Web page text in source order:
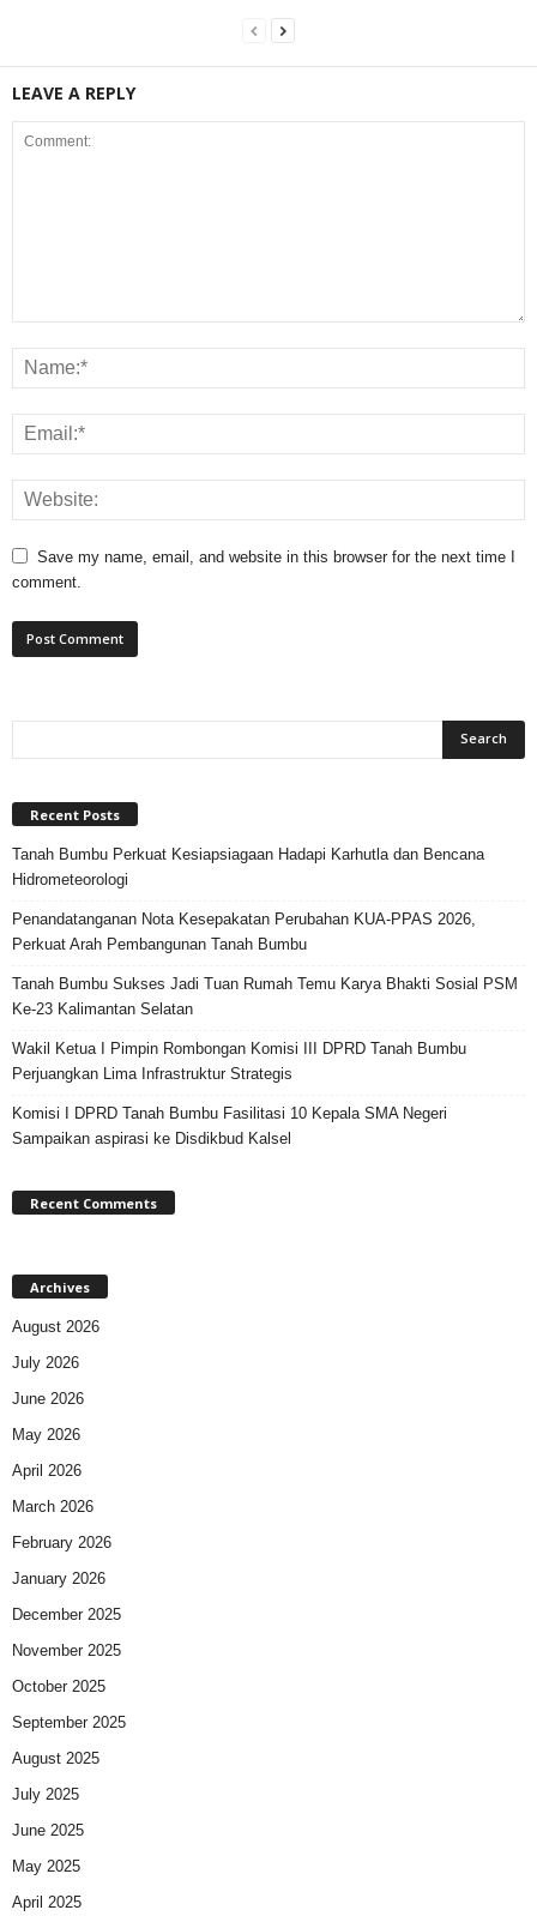
LEAVE A REPLY
Save my name, email, and website in this browser for the next time I
comment.
Recent Posts
Tanah Bumbu Perkuat Kesiapsiagaan Hadapi Karhutla dan Bencana
Hidrometeorologi
Penandatanganan Nota Kesepakatan Perubahan KUA-PPAS 2026,
Perkuat Arah Pembangunan Tanah Bumbu
Tanah Bumbu Sukses Jadi Tuan Rumah Temu Karya Bhakti Sosial PSM
Ke-23 Kalimantan Selatan
Wakil Ketua I Pimpin Rombongan Komisi III DPRD Tanah Bumbu
Perjuangkan Lima Infrastruktur Strategis
Komisi I DPRD Tanah Bumbu Fasilitasi 10 Kepala SMA Negeri
Sampaikan aspirasi ke Disdikbud Kalsel
Recent Comments
Archives
August 2026
July 2026
June 2026
May 2026
April 2026
March 2026
February 2026
January 2026
December 2025
November 2025
October 2025
September 2025
August 2025
July 2025
June 2025
May 2025
April 2025